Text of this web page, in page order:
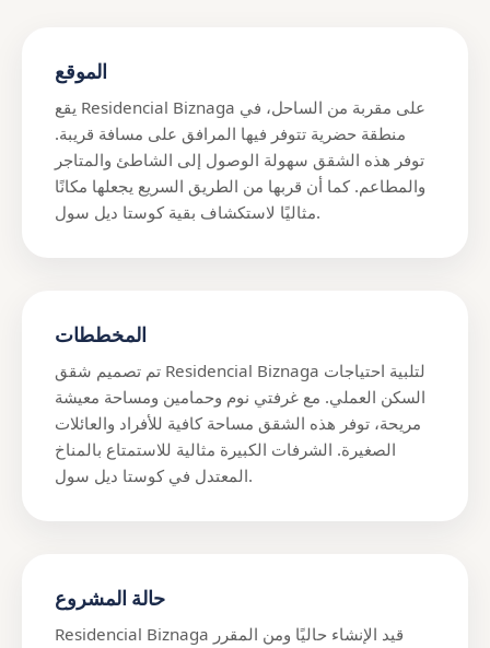
الموقع
يقع Residencial Biznaga على مقربة من الساحل، في
منطقة حضرية تتوفر فيها المرافق على مسافة قريبة.
توفر هذه الشقق سهولة الوصول إلى الشاطئ والمتاجر
والمطاعم. كما أن قربها من الطريق السريع يجعلها مكانًا
مثاليًا لاستكشاف بقية كوستا ديل سول.
المخططات
تم تصميم شقق Residencial Biznaga لتلبية احتياجات
السكن العملي. مع غرفتي نوم وحمامين ومساحة معيشة
مريحة، توفر هذه الشقق مساحة كافية للأفراد والعائلات
الصغيرة. الشرفات الكبيرة مثالية للاستمتاع بالمناخ
المعتدل في كوستا ديل سول.
حالة المشروع
Residencial Biznaga قيد الإنشاء حاليًا ومن المقرر